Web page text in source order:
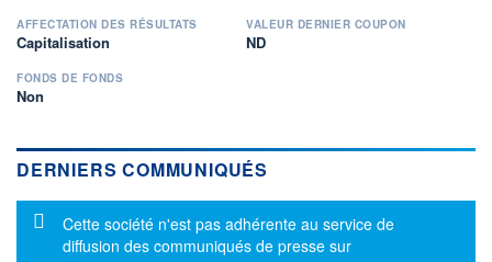
AFFECTATION DES RÉSULTATS
Capitalisation
VALEUR DERNIER COUPON
ND
FONDS DE FONDS
Non
DERNIERS COMMUNIQUÉS
Message d'information
Cette société n'est pas adhérente au service de
diffusion des communiqués de presse sur